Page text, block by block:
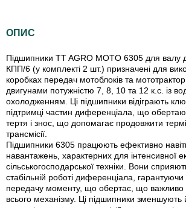
ОПИС
Підшипники TT AGRO MOTO 6305 для валу
КПП/6 (у комплекті 2 шт.) призначені для
коробках передач мотоблоків та
двигунами потужністю 7, 8, 10 та 12 к.с. із
охолодженням. Ці підшипники відіграють
підтримці частин диференціала, що
тертя і знос, що допомагає продовжити
трансмісії.
Підшипники 6305 працюють ефективно
навантажень, характерних для інтенсивної
сільськогосподарської техніки. Вони
стабільній роботі диференціала,
передачу моменту, що обертає, що важливо
всього механізму. Ці підшипники зменшують